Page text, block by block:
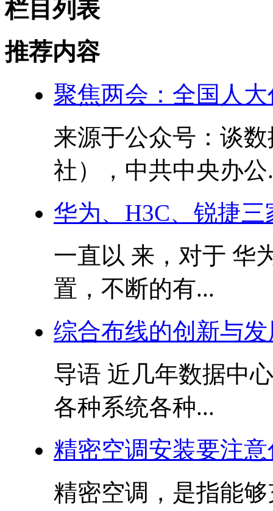
栏目列表
推荐内容
聚焦两会：全国人
来源于公众号：谈
社），中共中央办公
华为、H3C、锐捷
一直以 来，对于 华
置，不断的有...
综合布线的创新与发
导语 近几年数据中
各种系统各种...
精密空调安装要注
精密空调，是指能